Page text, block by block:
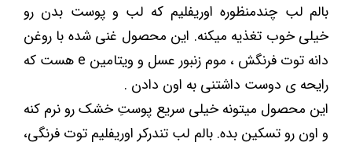
بالم لب چندمنظوره اوریفلیم که لب و پوست بدن رو
خیلی خوب تغذیه میکنه. این محصول غنی شده با روغن
دانه توت فرنگش ، موم زنبور عسل و ویتامین e هست که
رایحه ی دوست داشتنی به اون دادن .
این محصول میتونه خیلی سریع پوستِ خشک رو نرم کنه
و اون رو تسکین بده. بالم لب تندرکر اوریفلیم توت فرنگی،